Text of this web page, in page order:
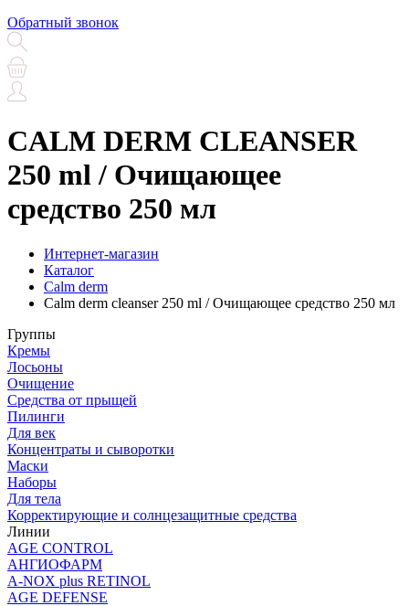
Обратный звонок
CALM DERM CLEANSER
250 ml / Очищающее
средство 250 мл
Интернет-магазин
Каталог
Calm derm
Calm derm cleanser 250 ml / Очищающее средство 250 мл
Группы
Кремы
Лосьоны
Очищение
Средства от прыщей
Пилинги
Для век
Концентраты и сыворотки
Маски
Наборы
Для тела
Корректирующие и солнцезащитные средства
Линии
AGE CONTROL
АНГИОФАРМ
A-NOX plus RETINOL
AGE DEFENSE